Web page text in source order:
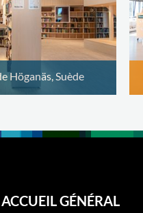
Höganäs, Suède
ACCUEIL GÉNÉRAL